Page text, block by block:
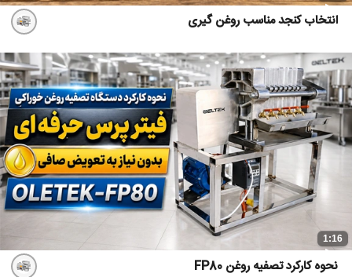
انتخاب کنجد مناسب روغن گیری
1:16
نحوه کارکرد تصفیه روغن FP80